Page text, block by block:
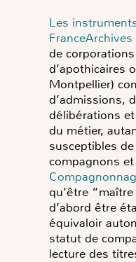
Les
FranceArchives
de
d’apothicaires
Montpellier)
d’admissions,
délibérations
du métier,
susceptibles
compagnons
qu’être
d’abord être
équivaloir
statut de
lecture des